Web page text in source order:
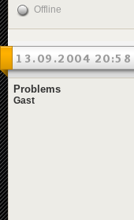
Offline
13.09.2004 20:58
Problems
Gast